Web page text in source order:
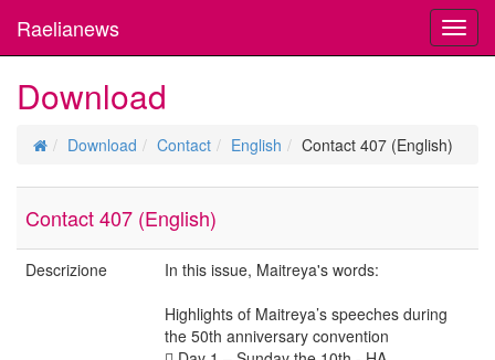
Raelianews
Download
Download Contact English Contact 407 (English)
Contact 407 (English)
Descrizione
In this issue, Maitreya's words:
Highlights of Maitreya’s speeches during
the 50th anniversary convention